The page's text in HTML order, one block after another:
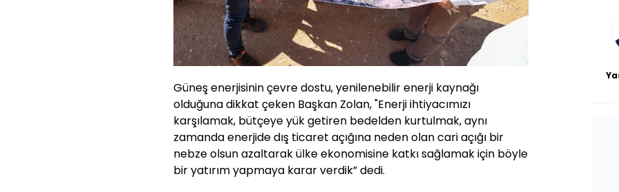
Güneş enerjisinin çevre dostu, yenilenebilir enerji kaynağı
olduğuna dikkat çeken Başkan Zolan, "Enerji ihtiyacımızı
karşılamak, bütçeye yük getiren bedelden kurtulmak, aynı
zamanda enerjide dış ticaret açığına neden olan cari açığı bir
nebze olsun azaltarak ülke ekonomisine katkı sağlamak için böyle
bir yatırım yapmaya karar verdik” dedi.